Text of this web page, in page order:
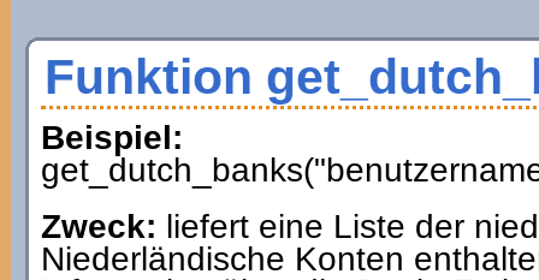
Funktion
Beispiel:
Zweck: liefert eine Liste der
Niederländische Konten